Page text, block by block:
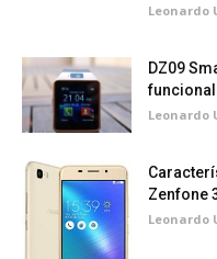
Leonardo
DZ09
Leonardo
Zenfone
Leonardo